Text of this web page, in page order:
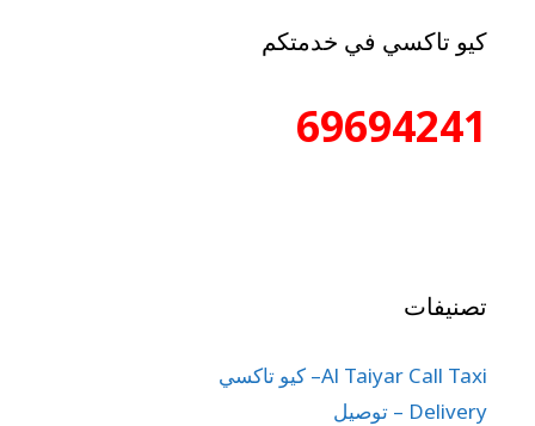
كيو تاكسي في خدمتكم
69694241
تصنيفات
Al Taiyar Call Taxi– كيو تاكسي
Delivery – توصيل